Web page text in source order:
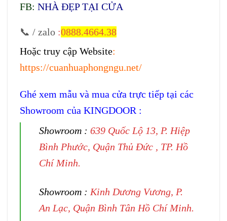
FB: NHÀ ĐẸP TẠI CỬA
📞 / zalo :0888.4664.38
Hoặc truy cập Website:
https://cuanhuaphongngu.net/
Ghé xem mẫu và mua cửa trực tiếp tại các
Showroom của KINGDOOR :
Showroom : 639 Quốc Lộ 13, P. Hiệp
Bình Phước, Quận Thủ Đức , TP. Hồ
Chí Minh.
Showroom : Kinh Dương Vương, P.
An Lạc, Quận Bình Tân Hồ Chí Minh.